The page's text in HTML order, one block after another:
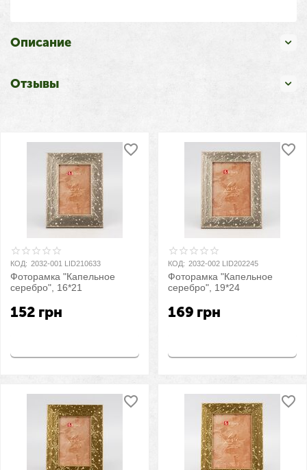
Описание
Отзывы
КОД: 2032-001 LID210633
Фоторамка "Капельное
серебро", 16*21
152 грн
КОД: 2032-002 LID202245
Фоторамка "Капельное
серебро", 19*24
169 грн